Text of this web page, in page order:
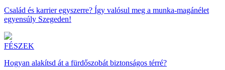
Család és karrier egyszerre? Így valósul meg a munka-magánélet
egyensúly Szegeden!
FÉSZEK
Hogyan alakítsd át a fürdőszobát biztonságos térré?